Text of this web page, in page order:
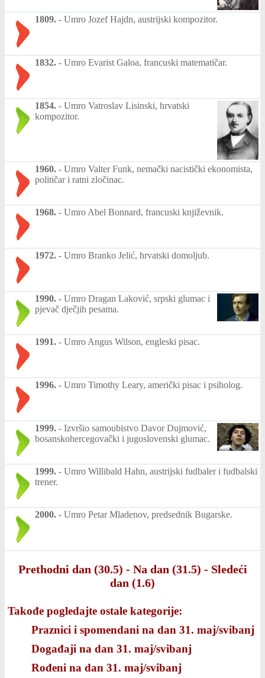
1809. - Umro Jozef Hajdn, austrijski kompozitor.
1832. - Umro Evarist Galoa, francuski matematičar.
1854. - Umro Vatroslav Lisinski, hrvatski
kompozitor.
1960. - Umro Valter Funk, nemački nacistički ekonomista,
političar i ratni zločinac.
1968. - Umro Abel Bonnard, francuski književnik.
1972. - Umro Branko Jelić, hrvatski domoljub.
1990. - Umro Dragan Laković, srpski glumac i
pjevač dječjih pesama.
1991. - Umro Angus Wilson, engleski pisac.
1996. - Umro Timothy Leary, američki pisac i psiholog.
1999. - Izvršio samoubistvo Davor Dujmović,
bosanskohercegovački i jugoslovenski glumac.
1999. - Umro Willibald Hahn, austrijski fudbaler i fudbalski
trener.
2000. - Umro Petar Mladenov, predsednik Bugarske.
Prethodni dan (30.5) - Na dan (31.5) - Sledeći
dan (1.6)
Takođe pogledajte ostale kategorije:
Praznici i spomendani na dan 31. maj/svibanj
Događaji na dan 31. maj/svibanj
Rođeni na dan 31. maj/svibanj